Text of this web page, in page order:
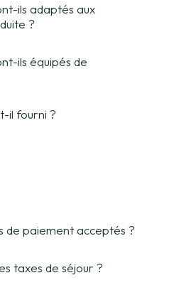
ils adaptés aux
?
ils équipés de
il fourni ?
de paiement acceptés ?
taxes de séjour ?